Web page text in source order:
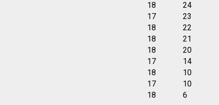
18
24
17
23
18
22
18
21
18
20
17
14
18
10
17
10
18 6